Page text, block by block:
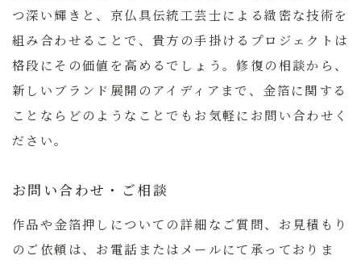
つ深い輝きと、京仏具伝統工芸士による緻密な技術を
組み合わせることで、貴方の手掛けるプロジェクトは
格段にその価値を高めるでしょう。修復の相談から、
新しいブランド展開のアイディアまで、金箔に関する
ことならどのようなことでもお気軽にお問い合わせく
ださい。
お問い合わせ・ご相談
作品や金箔押しについての詳細なご質問、お見積もり
のご依頼は、お電話またはメールにて承っておりま